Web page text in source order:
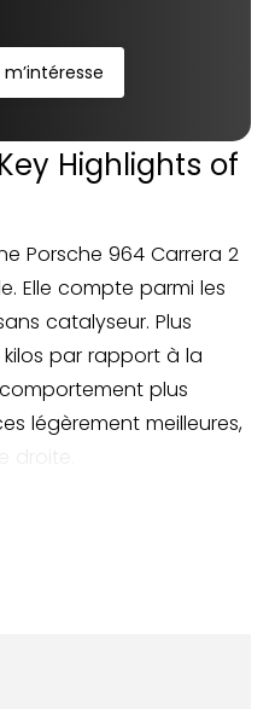
Highlights of
Porsche 964 Carrera 2
Elle compte parmi les
catalyseur. Plus
par rapport à la
plus
légèrement meilleures,
associé à un
Carrera 2 est sublimée
et des jantes